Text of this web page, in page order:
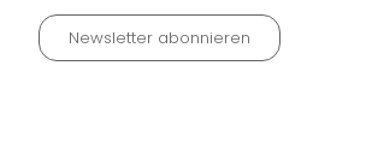
Newsletter abonnieren